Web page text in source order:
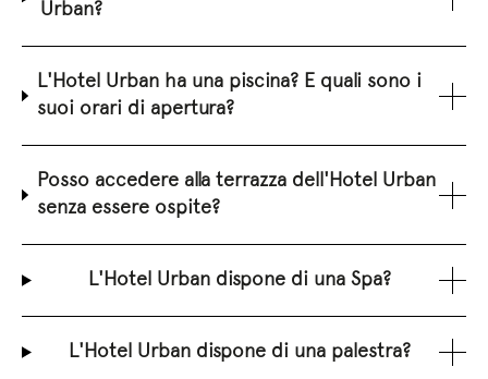
Urban?
L'Hotel Urban ha una piscina? E quali sono i
suoi orari di apertura?
Posso accedere alla terrazza dell'Hotel Urban
senza essere ospite?
L'Hotel Urban dispone di una Spa?
L'Hotel Urban dispone di una palestra?